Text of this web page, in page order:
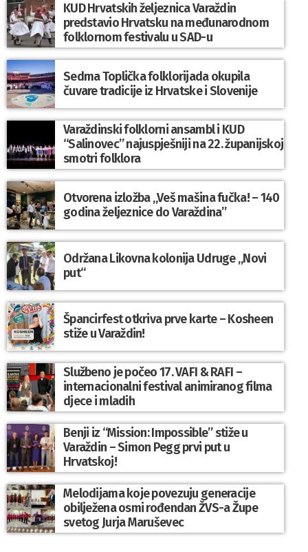
KUD Hrvatskih željeznica Varaždin
predstavio Hrvatsku na međunarodnom
folklornom festivalu u SAD-u
Sedma Toplička folklorijada okupila
čuvare tradicije iz Hrvatske i Slovenije
Varaždinski folklorni ansambl i KUD
“Salinovec” najuspješniji na 22. županijskoj
smotri folklora
Otvorena izložba „Veš mašina fučka! – 140
godina željeznice do Varaždina”
Održana Likovna kolonija Udruge „Novi
put“
Špancirfest otkriva prve karte – Kosheen
stiže u Varaždin!
Službeno je počeo 17. VAFI & RAFI –
internacionalni festival animiranog filma
djece i mladih
Benji iz “Mission: Impossible” stiže u
Varaždin – Simon Pegg prvi put u
Hrvatskoj!
Melodijama koje povezuju generacije
obilježena osmi rođendan ŽVS-a Župe
svetog Jurja Maruševec